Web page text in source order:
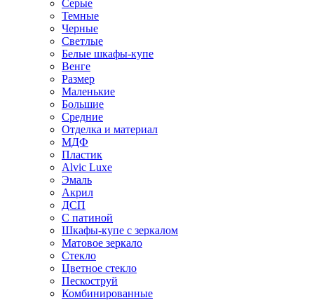
Серые
Темные
Черные
Светлые
Белые шкафы-купе
Венге
Размер
Маленькие
Большие
Средние
Отделка и материал
МДФ
Пластик
Alvic Luxe
Эмаль
Акрил
ДСП
С патиной
Шкафы-купе с зеркалом
Матовое зеркало
Стекло
Цветное стекло
Пескоструй
Комбинированные